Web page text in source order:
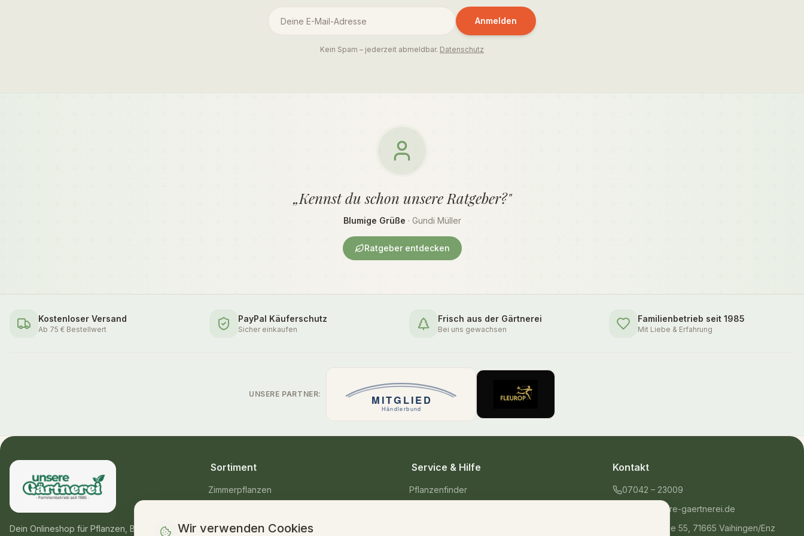
Anmelden
Kein Spam – jederzeit abmeldbar. Datenschutz
„Kennst du schon unsere Ratgeber?"
Blumige Grüße · Gundi Müller
Ratgeber entdecken
Kostenloser Versand
Ab 75 € Bestellwert
PayPal Käuferschutz
Sicher einkaufen
Frisch aus der Gärtnerei
Bei uns gewachsen
Familienbetrieb seit 1985
Mit Liebe & Erfahrung
UNSERE PARTNER:
Dein Onlineshop für Pflanzen, Blumen &
Sortiment
Zimmerpflanzen
Blumensträuße
Service & Hilfe
Pflanzenfinder
Kontakt
07042 – 23009
shop@unsere-gaertnerei.de
Dennefstraße 55, 71665 Vaihingen/Enz
Wir verwenden Cookies